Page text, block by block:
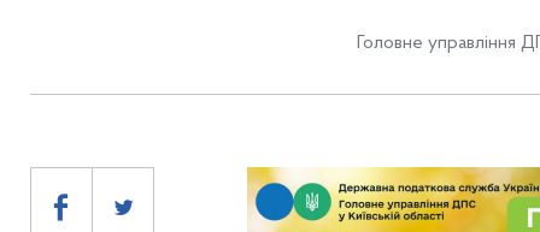
Головне управління